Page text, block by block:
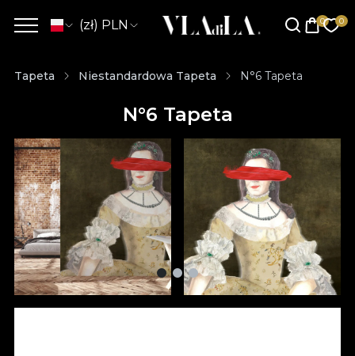
(zł) PLN
Tapeta Niestandardowa Tapeta N°6 Tapeta
N°6 Tapeta